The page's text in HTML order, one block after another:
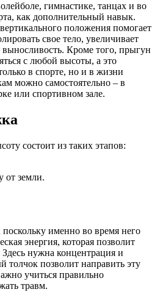
гимнастике, танцах и во
как дополнительный навык.
положения помогает
свое тело, увеличивает
Кроме того, прыгун
с любой высоты, а это
в спорте, но и в жизни
можно самостоятельно – в
или спортивном зале.
состоит из таких этапов:
от земли.
именно во время него
энергия, которая позволит
нужна концентрация и
толчок позволит направить эту
учиться правильно
травм.